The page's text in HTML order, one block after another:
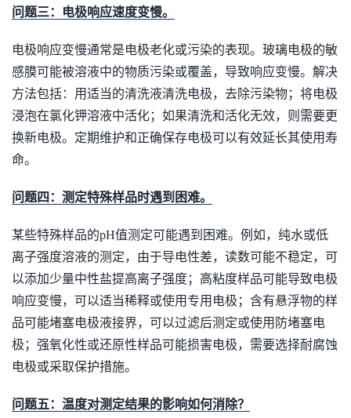
问题三：电极响应速度变慢。
电极响应变慢通常是电极老化或污染的表现。玻璃电极的敏
感膜可能被溶液中的物质污染或覆盖，导致响应变慢。解决
方法包括：用适当的清洗液清洗电极，去除污染物；将电极
浸泡在氯化钾溶液中活化；如果清洗和活化无效，则需要更
换新电极。定期维护和正确保存电极可以有效延长其使用寿
命。
问题四：测定特殊样品时遇到困难。
某些特殊样品的pH值测定可能遇到困难。例如，纯水或低
离子强度溶液的测定，由于导电性差，读数可能不稳定，可
以添加少量中性盐提高离子强度；高粘度样品可能导致电极
响应变慢，可以适当稀释或使用专用电极；含有悬浮物的样
品可能堵塞电极液接界，可以过滤后测定或使用防堵塞电
极；强氧化性或还原性样品可能损害电极，需要选择耐腐蚀
电极或采取保护措施。
问题五：温度对测定结果的影响如何消除？